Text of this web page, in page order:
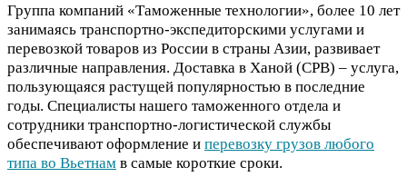
Группа компаний «Таможенные технологии», более 10 лет
занимаясь транспортно-экспедиторскими услугами и
перевозкой товаров из России в страны Азии, развивает
различные направления. Доставка в Ханой (СРВ) – услуга,
пользующаяся растущей популярностью в последние
годы. Специалисты нашего таможенного отдела и
сотрудники транспортно-логистической службы
обеспечивают оформление и перевозку грузов любого
типа во Вьетнам в самые короткие сроки.